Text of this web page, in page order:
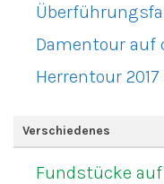
Damentour auf
Herrentour
Verschiedenes
Fundstücke auf